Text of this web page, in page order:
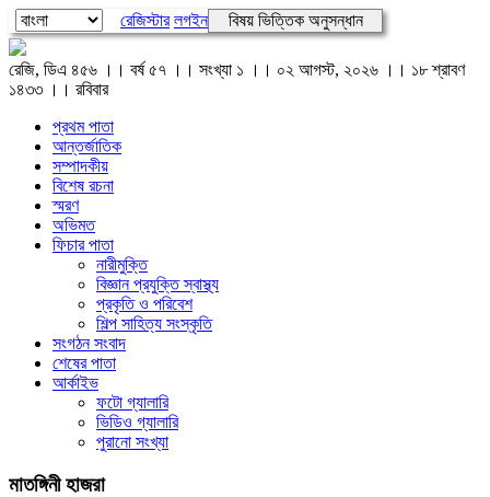
রেজিস্টার লগইন বিষয় ভিত্তিক অনুসন্ধান
রেজি, ডিএ ৪৫৬ ।। বর্ষ ৫৭ ।। সংখ্যা ১ ।। ০২ আগস্ট, ২০২৬ ।। ১৮ শ্রাবণ
১৪৩৩ ।। রবিবার
প্রথম পাতা
আন্তর্জাতিক
সম্পাদকীয়
বিশেষ রচনা
স্মরণ
অভিমত
ফিচার পাতা
নারীমুক্তি
বিজ্ঞান প্রযুক্তি স্বাস্থ্য
প্রকৃতি ও পরিবেশ
শিল্প সাহিত্য সংস্কৃতি
সংগঠন সংবাদ
শেষের পাতা
আর্কাইভ
ফটো গ্যালারি
ভিডিও গ্যালারি
পুরানো সংখ্যা
মাতঙ্গিনী হাজরা